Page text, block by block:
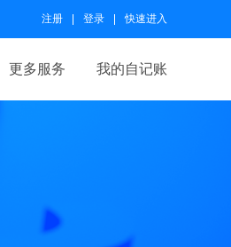
注册 登录 快速进入
更多服务 我的自记账